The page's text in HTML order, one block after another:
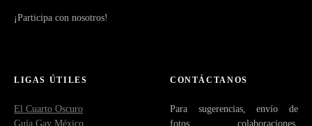
¡Participa con nosotros!
LIGAS ÚTILES
El Cuarto Oscuro
Guía Gay México
CONTÁCTANOS
Para sugerencias, envío de
fotos, colaboraciones,